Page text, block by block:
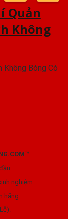
Quản
Không
Không Bóng Có
nghiệm.
hãng.